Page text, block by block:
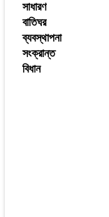
সাধারণ
বাতিঘর
ব্যবস্থাপনা
সংক্রান্ত
বিধান